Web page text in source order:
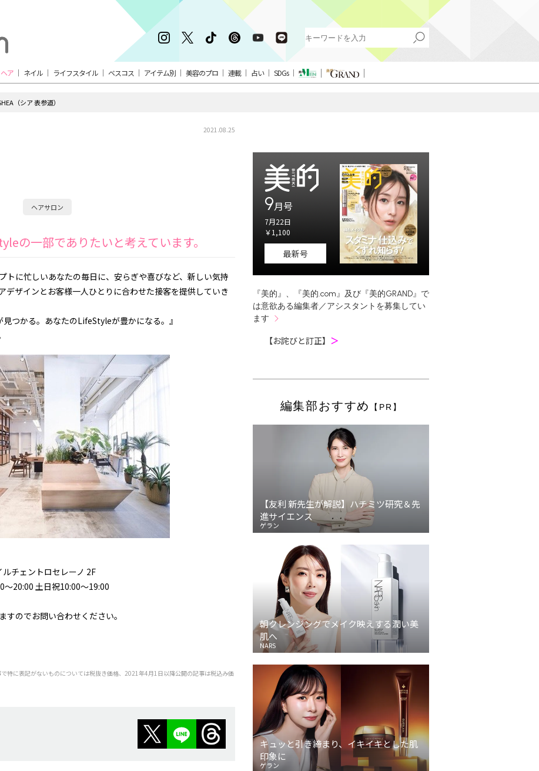
ヘア ネイル ライフスタイル ベスコス アイテム別 美容のプロ 連載 占い SDGs
（シア 表参道）
2021.08.25
ヘアサロン
の一部でありたいと考えています。
トに忙しいあなたの毎日に、安らぎや喜びなど、新しい気持
デザインとお客様一人ひとりに合わせた接客を提供していき
見つかる。あなたのLifeStyleが豊かになる。』
チェントロセレーノ 2F
〜20:00 土日祝10:00〜19:00
のでお問い合わせください。
特に表記がないものについては税抜き価格、2021年4月1日以降公開の記事は税込み価
9月号
7月22日
￥1,100
最新号
『美的』、『美的.com』及び『美的GRAND』で
は意欲ある編集者／アシスタントを募集してい
ます
【お詫びと訂正】 ＞
編集部おすすめ 【PR】
【友利 新先生が解説】ハチミツ研究＆先
進サイエンス
ゲラン
朝クレンジングでメイク映えする潤い美
肌へ
NARS
キュッと引き締まり、イキイキとした肌
印象に
ゲラン